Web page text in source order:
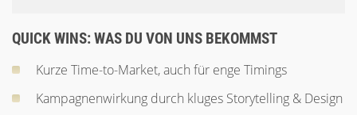
QUICK WINS: WAS DU VON UNS BEKOMMST
Kurze Time-to-Market, auch für enge Timings
Kampagnenwirkung durch kluges Storytelling & Design